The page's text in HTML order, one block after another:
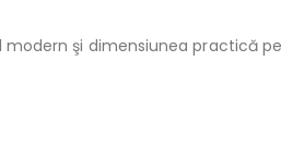
modern şi dimensiunea practică